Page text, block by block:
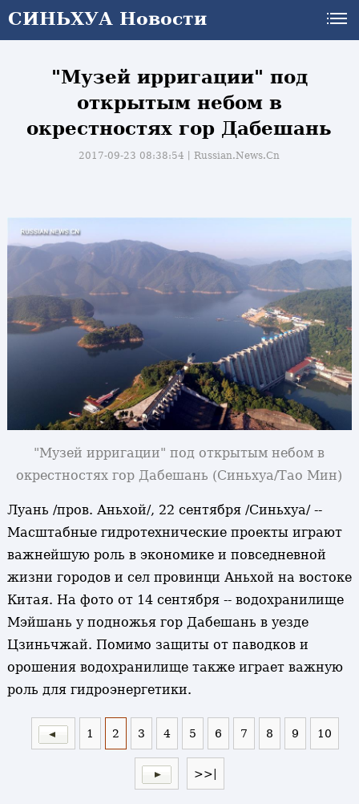
СИНЬХУА Новости
"Музей ирригации" под
открытым небом в
окрестностях гор Дабешань
2017-09-23 08:38:54丨Russian.News.Cn
"Музей ирригации" под открытым небом в
окрестностях гор Дабешань (Синьхуа/Тао Мин)
Луань /пров. Аньхой/, 22 сентября /Синьхуа/ --
Масштабные гидротехнические проекты играют
важнейшую роль в экономике и повседневной
жизни городов и сел провинци Аньхой на востоке
Китая. На фото от 14 сентября -- водохранилище
Мэйшань у подножья гор Дабешань в уезде
Цзиньчжай. Помимо защиты от паводков и
орошения водохранилище также играет важную
роль для гидроэнергетики.
1 2 3 4 5 6 7 8 9 10
>>|